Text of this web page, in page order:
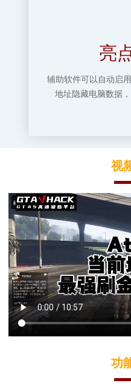
亮
辅助软件可以自动启
地址隐藏电脑数据
视
功